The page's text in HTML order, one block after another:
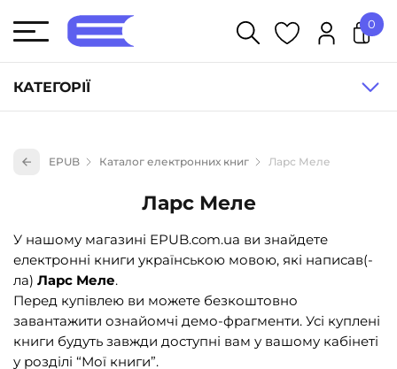
КАТЕГОРІЇ
Книги для дітей (836)
Книги для підлітків (240)
Науково-популярна література (1015)
Навчальна література та посібники (527)
Енциклопедії, довідники, словники (55)
Подарункові сертифікати (1)
0
EPUB Каталог електронних книг Ларс Меле
Ларс Меле
У нашому магазині EPUB.com.ua ви знайдете
електронні книги українською мовою, які написав(-
ла) Ларс Меле.
Перед купівлею ви можете безкоштовно
завантажити ознайомчі демо-фрагменти. Усі куплені
книги будуть завжди доступні вам у вашому кабінеті
у розділі “Мої книги”.